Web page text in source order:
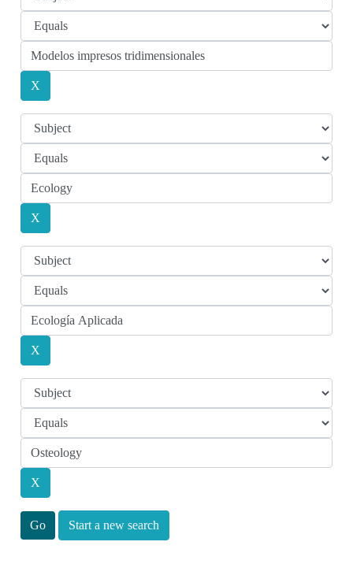
Start a new search